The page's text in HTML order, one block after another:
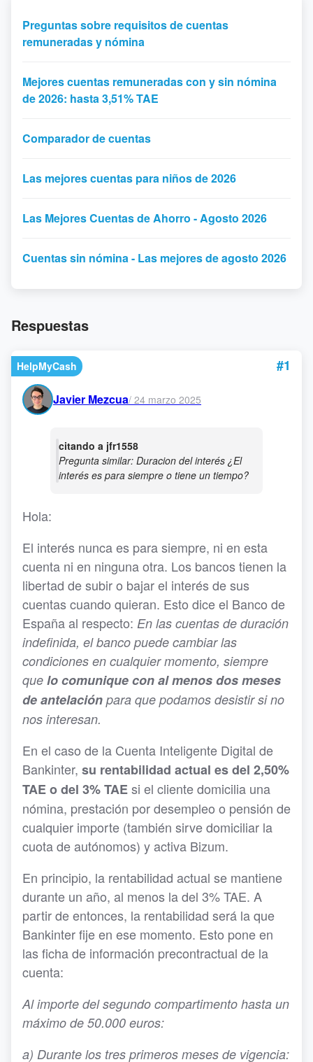
Preguntas sobre requisitos de cuentas
remuneradas y nómina
Mejores cuentas remuneradas con y sin nómina
de 2026: hasta 3,51% TAE
Comparador de cuentas
Las mejores cuentas para niños de 2026
Las Mejores Cuentas de Ahorro - Agosto 2026
Cuentas sin nómina - Las mejores de agosto 2026
Respuestas
HelpMyCash #1
Javier Mezcua/ 24 marzo 2025
citando a jfr1558
Pregunta similar: Duracion del interés ¿El
interés es para siempre o tiene un tiempo?
Hola:
El interés nunca es para siempre, ni en esta
cuenta ni en ninguna otra. Los bancos tienen la
libertad de subir o bajar el interés de sus
cuentas cuando quieran. Esto dice el Banco de
España al respecto: En las cuentas de duración
indefinida, el banco puede cambiar las
condiciones en cualquier momento, siempre
que lo comunique con al menos dos meses
de antelación para que podamos desistir si no
nos interesan.
En el caso de la Cuenta Inteligente Digital de
Bankinter, su rentabilidad actual es del 2,50%
TAE o del 3% TAEsi el cliente domicilia una
nómina, prestación por desempleo o pensión de
cualquier importe (también sirve domiciliar la
cuota de autónomos) y activa Bizum.
En principio, la rentabilidad actual se mantiene
durante un año, al menos la del 3% TAE. A
partir de entonces, la rentabilidad será la que
Bankinter fije en ese momento. Esto pone en
las ficha de información precontractual de la
cuenta:
Al importe del segundo compartimento hasta un
máximo de 50.000 euros:
a) Durante los tres primeros meses de vigencia: